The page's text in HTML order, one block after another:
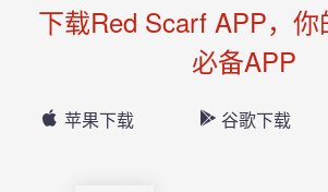
下载Red Scarf APP，
必备APP
苹果下载 谷歌下载